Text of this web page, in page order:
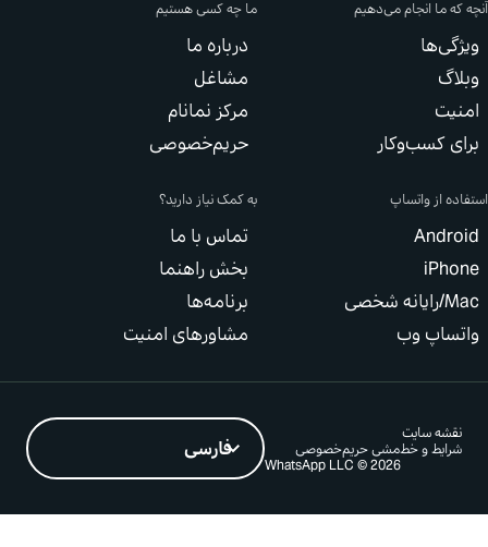
ما انجام می‌دهیم
کسب‌وکار
ما چه کسی هستیم
درباره ما
مشاغل
مرکز نمانام
حریم‌خصوصی
از واتساپ
وب
به کمک نیاز دارید؟
تماس با ما
بخش راهنما
برنامه‌ها
مشاورهای امنیت
و خط‌مشی حریم‌خصوصی
سایت